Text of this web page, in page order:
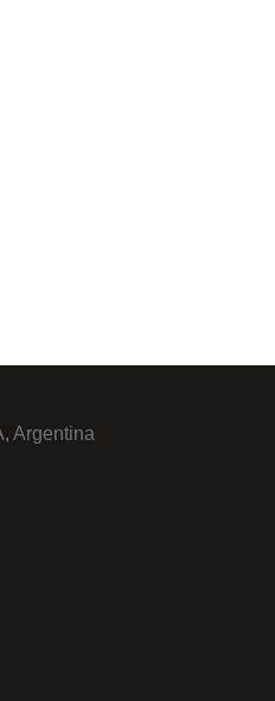
Argentina